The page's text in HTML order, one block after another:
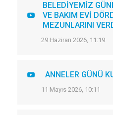
BELEDİYEMİZ
VE BAKIM EVİ
MEZUNLARINI
29 Haziran 2026, 11:19
ANNELER GÜNÜ
11 Mayıs 2026, 10:11